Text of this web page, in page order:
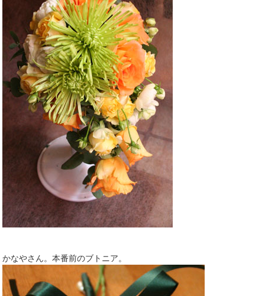
かなやさん。本番前のブトニア。